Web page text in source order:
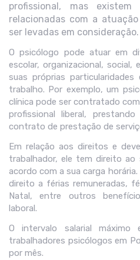
profissional, mas existem
relacionadas com a
ser levadas em consideração.
O psicólogo pode atuar em
escolar, organizacional, social,
suas próprias
trabalho. Por exemplo, um
clínica pode ser contratado
profissional liberal,
contrato de prestação de
Em relação aos direitos e
trabalhador, ele tem direito ao
acordo com a sua carga
direito a férias remuneradas,
Natal, entre outros
laboral.
O intervalo salarial
trabalhadores psicólogos em
por mês.